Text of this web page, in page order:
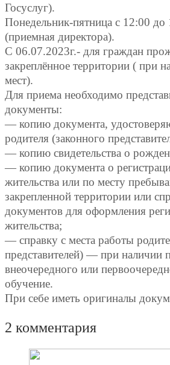
Госуслуг).
Понедельник-пятница с 12:00 до
(приемная директора).
С 06.07.2023г.- для граждан
закреплённое территории ( при
мест).
Для приема необходимо
документы:
— копию документа,
родителя (законного
— копию свидетельства о
— копию документа о
жительства или по месту
закрепленной территории или
документов для оформления
жительства;
— справку с места работы
представителей) — при наличии
внеочередного или
обучение.
При себе иметь оригиналы
2 комментария